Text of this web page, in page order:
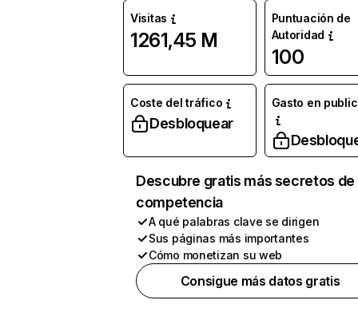
Visitas
1261,45 M
Puntuación de
Autoridad
100
Coste del tráfico
Desbloquear
Gasto en
Descubre gratis más secretos de
competencia
A qué palabras clave se dirigen
Sus páginas más importantes
Cómo monetizan su web
Consigue más datos gratis